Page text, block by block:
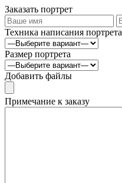
Заказать портрет
Техника написания портрета
Размер портрета
Добавить файлы
Примечание к заказу